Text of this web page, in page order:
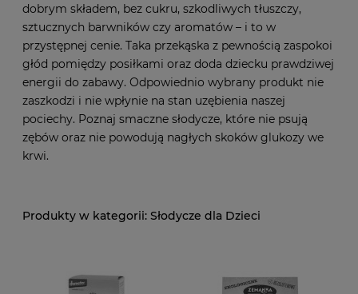
dobrym składem, bez cukru, szkodliwych tłuszczy,
sztucznych barwników czy aromatów – i to w
przystępnej cenie. Taka przekąska z pewnością zaspokoi
głód pomiędzy posiłkami oraz doda dziecku prawdziwej
energii do zabawy. Odpowiednio wybrany produkt nie
zaszkodzi i nie wpłynie na stan uzębienia naszej
pociechy. Poznaj smaczne słodycze, które nie psują
zębów oraz nie powodują nagłych skoków glukozy we
krwi.
Słodycze dla Dzieci